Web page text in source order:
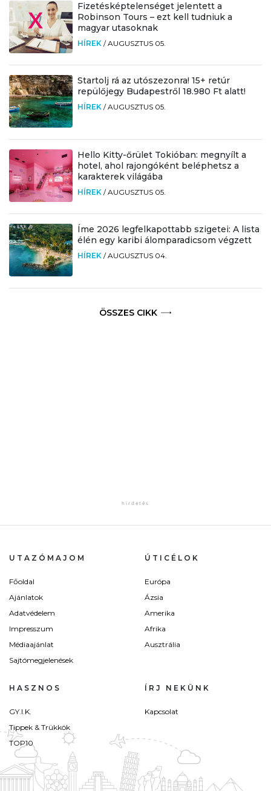
Fizetésképtelenséget jelentett a
Robinson Tours – ezt kell tudniuk a
magyar utasoknak
HÍREK /AUGUSZTUS 05.
Startolj rá az utószezonra! 15+ retúr
repülőjegy Budapestről 18.980 Ft alatt!
HÍREK /AUGUSZTUS 05.
Hello Kitty-őrület Tokióban: megnyílt a
hotel, ahol rajongóként beléphetsz a
karakterek világába
HÍREK /AUGUSZTUS 05.
Íme 2026 legfelkapottabb szigetei: A lista
élén egy karibi álomparadicsom végzett
HÍREK /AUGUSZTUS 04.
ÖSSZES CIKK
UTAZÓMAJOM
Főoldal
Ajánlatok
Adatvédelem
Impresszum
Médiaajánlat
Sajtómegjelenések
ÚTICÉLOK
Európa
Ázsia
Amerika
Afrika
Ausztrália
HASZNOS
GY.I.K.
Tippek & Trükkök
TOP10
ÍRJ NEKÜNK
Kapcsolat